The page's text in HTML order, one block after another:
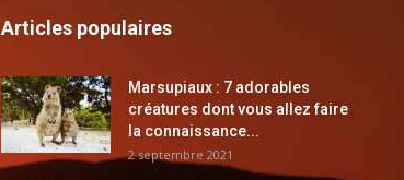
Articles populaires
Marsupiaux : 7 adorables
créatures dont vous allez faire
la connaissance...
2 septembre 2021